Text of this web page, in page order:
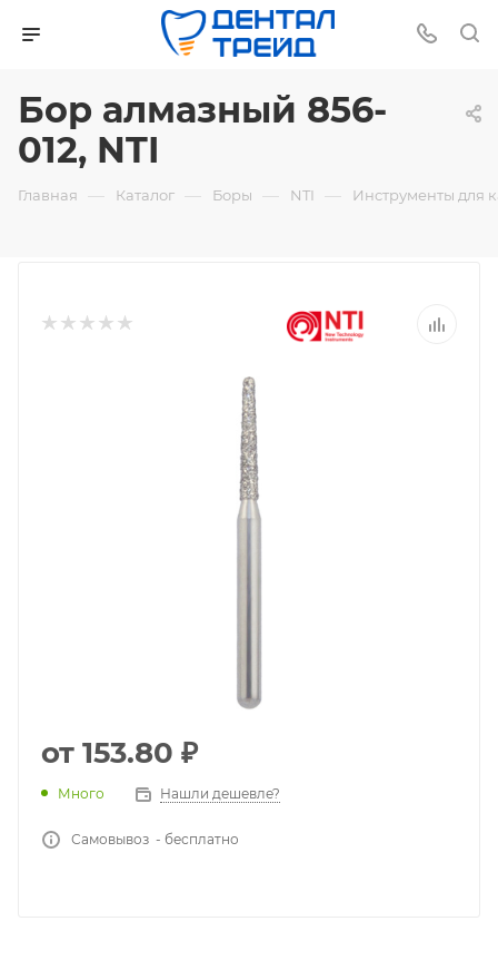
Бор алмазный 856-
012, NTI
Главная — Каталог — Боры — NTI — Инструменты для
от 153.80 ₽
Много Нашли дешевле?
Самовывоз - бесплатно